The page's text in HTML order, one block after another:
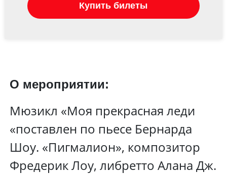
Купить билеты
О мероприятии:
Мюзикл «Моя прекрасная леди
«поставлен по пьесе Бернарда
Шоу. «Пигмалион», композитор
Фредерик Лоу, либретто Алана Дж.